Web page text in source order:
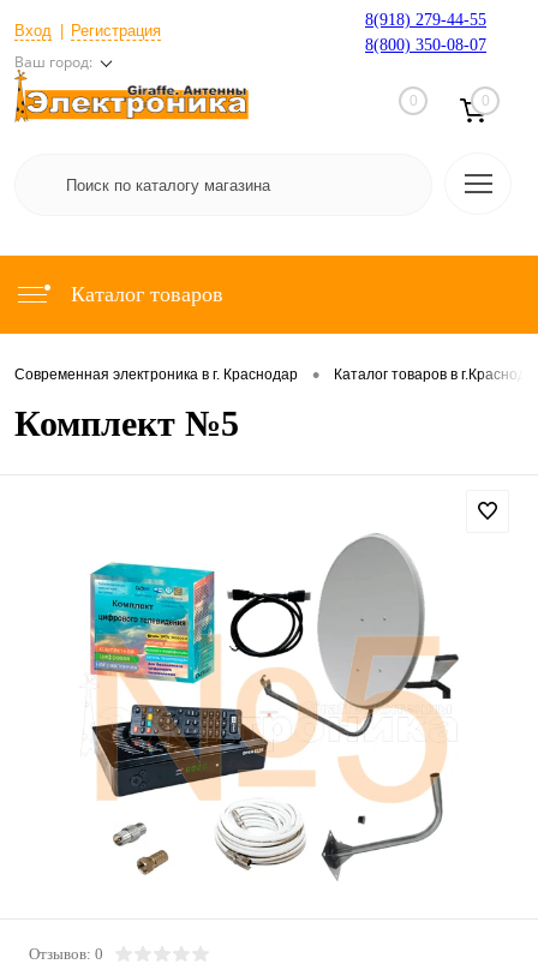
Вход Регистрация
Ваш город:
8(918) 279-44-55
8(800) 350-08-07
0 0
Каталог товаров
Современная электроника в г. Краснодар • Каталог товаров в
Комплект №5
Отзывов: 0